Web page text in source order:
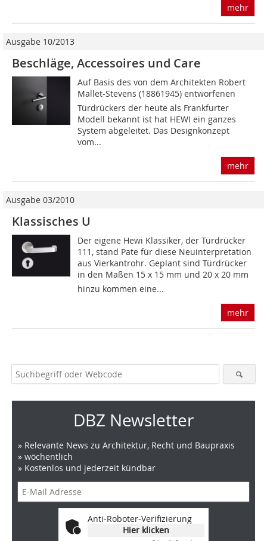
mehr
Ausgabe 10/2013
Beschläge, Accessoires und Care
Auf Basis des von dem Architekten Robert
Mallet-Stevens (18861945) entworfenen
Türdrückers der heute als Frankfurter
Modell bekannt ist hat HEWI ein ganzes
System abgeleitet. Das Designkonzept
vom...
mehr
Ausgabe 03/2010
Klassisches U
Der eigene Hewi Klassiker, der Türdrücker
111, stand Pate für diese Neuinterpretation
aus Vierkantrohr. Geplant sind Türdrücker
in den Maßen 15 x 15 mm und 20 x 20 mm 
hinzu kommen eine...
mehr
DBZ Newsletter
» Relevante News zu Architektur, Recht und Baupraxis
» wöchentlich
» Kostenlos und jederzeit kündbar
Anti-Roboter-Verifizierung
Hier klicken